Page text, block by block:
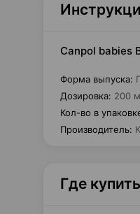
Canpol babies
Форма выпуска:
Дозировка: 200
Кол-во в
Производитель:
Где купить